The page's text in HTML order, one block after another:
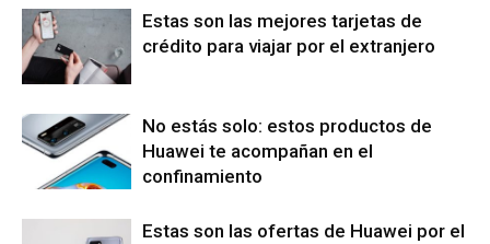
Estas son las mejores tarjetas de
crédito para viajar por el extranjero
No estás solo: estos productos de
Huawei te acompañan en el
confinamiento
Estas son las ofertas de Huawei por el